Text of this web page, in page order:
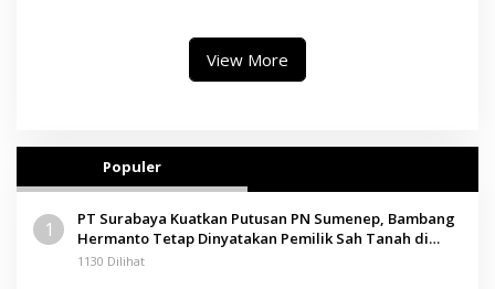
View More
Populer
1
PT Surabaya Kuatkan Putusan PN Sumenep, Bambang
Hermanto Tetap Dinyatakan Pemilik Sah Tanah di
Pamolokan
1130 Dilihat